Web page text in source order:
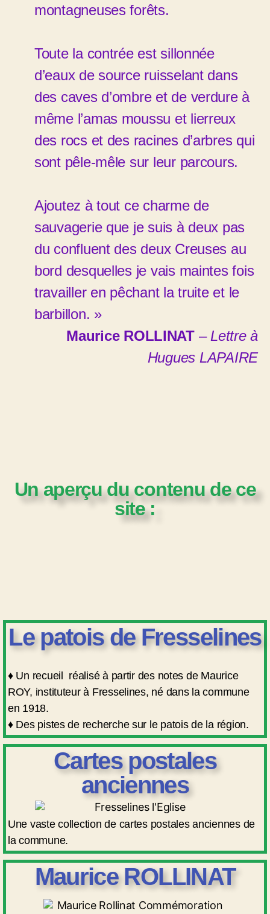
montagneuses forêts.
Toute la contrée est sillonnée
d’eaux de source ruisselant dans
des caves d’ombre et de verdure à
même l’amas moussu et lierreux
des rocs et des racines d’arbres qui
sont pêle-mêle sur leur parcours.
Ajoutez à tout ce charme de
sauvagerie que je suis à deux pas
du confluent des deux Creuses au
bord desquelles je vais maintes fois
travailler en pêchant la truite et le
barbillon. »
Maurice ROLLINAT– Lettre à
Hugues LAPAIRE
Un aperçu du contenu de ce
site :
Le patois de Fresselines
♦ Un recueil réalisé à partir des notes de Maurice
ROY, instituteur à Fresselines, né dans la commune
en 1918.
♦ Des pistes de recherche sur le patois de la région.
Cartes postales
anciennes
Une vaste collection de cartes postales anciennes de
la commune.
Maurice ROLLINAT